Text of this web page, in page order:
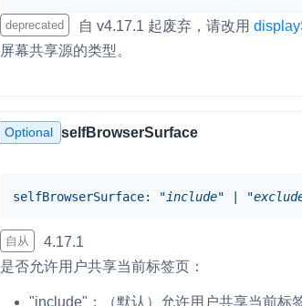
deprecated 自 v4.17.1 起废弃，请改用
屏幕共享源的类型。
Optional selfBrowserSurface
selfBrowserSurface: "include"
自从
4.17.1
是否允许用户共享当前标签页：
"include"：（默认）允许用户共享当前标